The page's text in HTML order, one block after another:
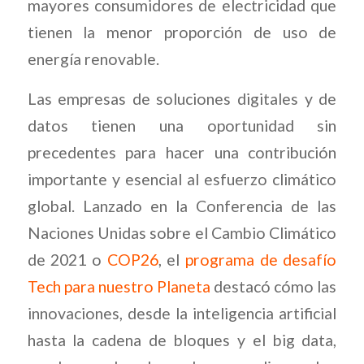
mayores consumidores de electricidad que
tienen la menor proporción de uso de
energía renovable.
Las empresas de soluciones digitales y de
datos tienen una oportunidad sin
precedentes para hacer una contribución
importante y esencial al esfuerzo climático
global. Lanzado en la Conferencia de las
Naciones Unidas sobre el Cambio Climático
de 2021 o COP26, el programa de desafío
Tech para nuestro Planeta destacó cómo las
innovaciones, desde la inteligencia artificial
hasta la cadena de bloques y el big data,